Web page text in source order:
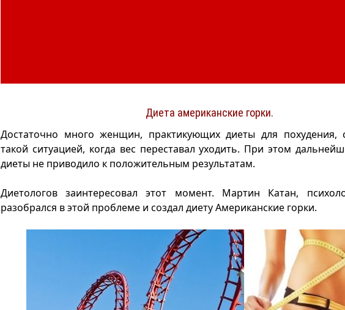
Диета американские горки.
Достаточно много женщин, практикующих диеты для похудения,
такой ситуацией, когда вес переставал уходить. При этом
диеты не приводило к положительным результатам.
Диетологов заинтересовал этот момент. Мартин Катан,
разобрался в этой проблеме и создал диету Американские горки.